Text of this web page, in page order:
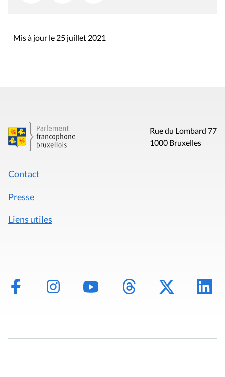
Mis à jour le 25 juillet 2021
Rue du Lombard 77
1000 Bruxelles
Contact
Presse
Liens utiles